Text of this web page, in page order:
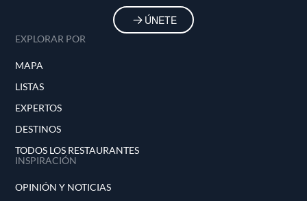
ÚNETE
EXPLORAR POR
MAPA
LISTAS
EXPERTOS
DESTINOS
TODOS LOS RESTAURANTES
INSPIRACIÓN
OPINIÓN Y NOTICIAS